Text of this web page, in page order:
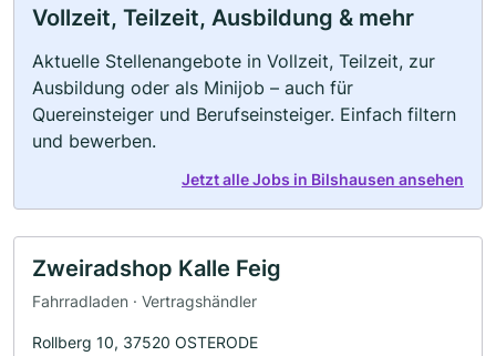
Vollzeit, Teilzeit, Ausbildung & mehr
Aktuelle Stellenangebote in Vollzeit, Teilzeit, zur
Ausbildung oder als Minijob – auch für
Quereinsteiger und Berufseinsteiger. Einfach filtern
und bewerben.
Jetzt alle Jobs in Bilshausen ansehen
Zweiradshop Kalle Feig
Fahrradladen · Vertragshändler
Rollberg 10, 37520 OSTERODE